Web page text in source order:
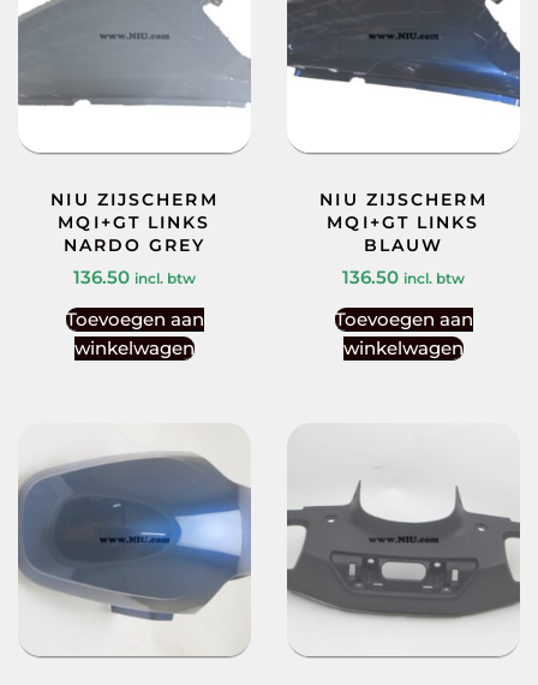
NIU ZIJSCHERM
MQI+GT LINKS
NARDO GREY
136.50 incl. btw
Toevoegen aan
winkelwagen
NIU ZIJSCHERM
MQI+GT LINKS
BLAUW
136.50 incl. btw
Toevoegen aan
winkelwagen